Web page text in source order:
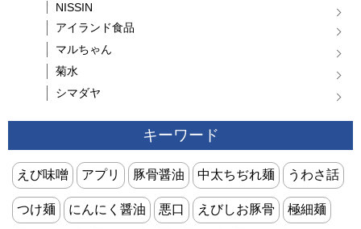
NISSIN
アイランド食品
マルちゃん
菊水
シマダヤ
キーワード
えび味噌 アプリ 豚骨醤油 中太ちぢれ麺 うわさ話
つけ麺 にんにく醤油 悪口 えびしお豚骨 極細麺